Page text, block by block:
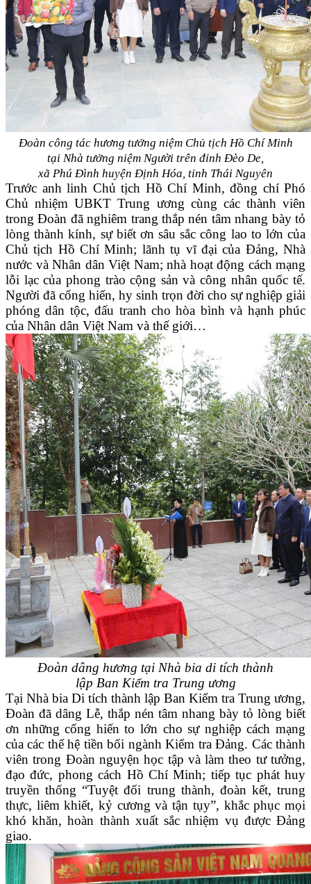
Đoàn công tác hương tưởng niệm Chủ tịch Hồ Chí Minh
tại Nhà tưởng niệm Người trên đỉnh Đèo De,
xã Phú Đình huyện Định Hóa, tỉnh Thái Nguyên
Trước anh linh Chủ tịch Hồ Chí Minh, đồng chí Phó
Chủ nhiệm UBKT Trung ương cùng các thành viên
trong Đoàn đã nghiêm trang thắp nén tâm nhang bày tỏ
lòng thành kính, sự biết ơn sâu sắc công lao to lớn của
Chủ tịch Hồ Chí Minh; lãnh tụ vĩ đại của Đảng, Nhà
nước và Nhân dân Việt Nam; nhà hoạt động cách mạng
lỗi lạc của phong trào cộng sản và công nhân quốc tế.
Người đã cống hiến, hy sinh trọn đời cho sự nghiệp giải
phóng dân tộc, đấu tranh cho hòa bình và hạnh phúc
của Nhân dân Việt Nam và thế giới…
Đoàn dâng hương tại Nhà bia di tích thành
lập Ban Kiểm tra Trung ương
Tại Nhà bia Di tích thành lập Ban Kiểm tra Trung ương,
Đoàn đã dâng Lễ, thắp nén tâm nhang bày tỏ lòng biết
ơn những cống hiến to lớn cho sự nghiệp cách mạng
của các thế hệ tiền bối ngành Kiểm tra Đảng. Các thành
viên trong Đoàn nguyện học tập và làm theo tư tưởng,
đạo đức, phong cách Hồ Chí Minh; tiếp tục phát huy
truyền thống “Tuyệt đối trung thành, đoàn kết, trung
thực, liêm khiết, kỷ cương và tận tụy”, khắc phục mọi
khó khăn, hoàn thành xuất sắc nhiệm vụ được Đảng
giao.